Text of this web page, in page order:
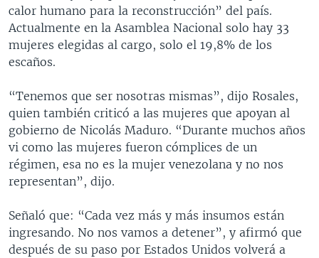
calor humano para la reconstrucción” del país.
Actualmente en la Asamblea Nacional solo hay 33
mujeres elegidas al cargo, solo el 19,8% de los
escaños.
“Tenemos que ser nosotras mismas”, dijo Rosales,
quien también criticó a las mujeres que apoyan al
gobierno de Nicolás Maduro. “Durante muchos años
vi como las mujeres fueron cómplices de un
régimen, esa no es la mujer venezolana y no nos
representan”, dijo.
Señaló que: “Cada vez más y más insumos están
ingresando. No nos vamos a detener”, y afirmó que
después de su paso por Estados Unidos volverá a